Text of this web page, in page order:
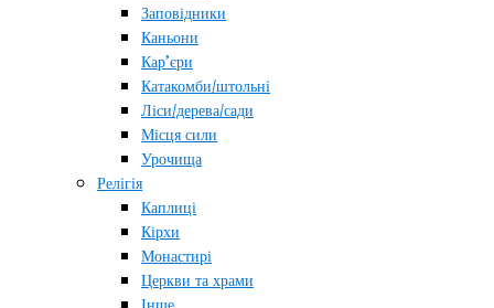
Заповідники
Каньони
Кар’єри
Катакомби/штольні
Ліси/дерева/сади
Місця сили
Урочища
Релігія
Каплиці
Кірхи
Монастирі
Церкви та храми